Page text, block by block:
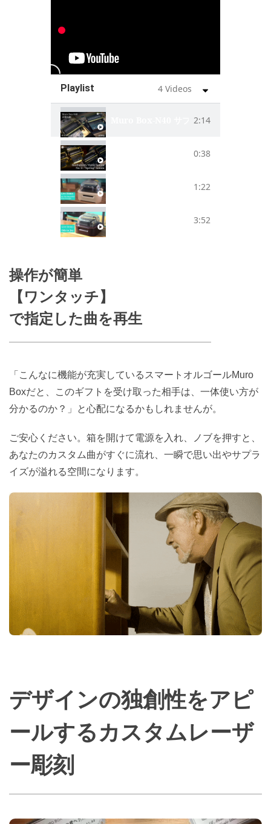
Playlist 4 Videos
Muro Box-N40 サブライム版、N40標準
2:14
Beethoven's Violin Sonata No. 5 “-
0:38
Johann Strauss’s On The Beautiful
1:22
3:52
操作が簡単
【ワンタッチ】
で指定した曲を再生
「こんなに機能が充実しているスマートオルゴールMuro
Boxだと、このギフトを受け取った相手は、一体使い方が
分かるのか？」と心配になるかもしれませんが。
ご安心ください。箱を開けて電源を入れ、ノブを押すと、
あなたのカスタム曲がすぐに流れ、一瞬で思い出やサプラ
イズが溢れる空間になります。
デザインの独創性をアピ
ールするカスタムレーザ
ー彫刻